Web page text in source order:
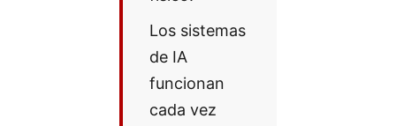
Los sistemas
de IA
funcionan
cada vez